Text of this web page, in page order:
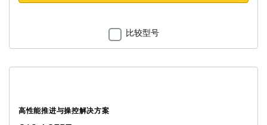
比较型号
高性能推进与操控解决方案